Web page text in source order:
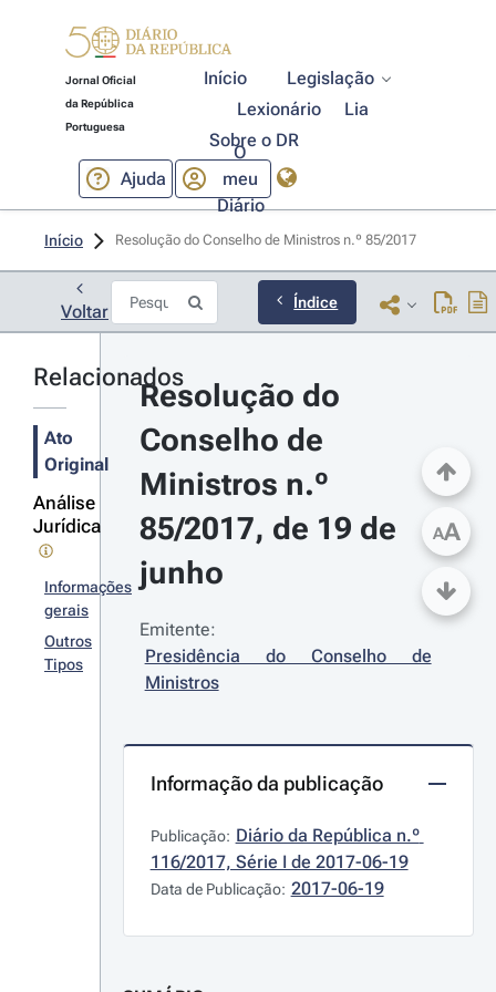
Jornal Oficial
da República
Portuguesa
Início
Legislação
Lexionário
Lia
Sobre o DR
Ajuda
O
meu
Diário
Início Resolução do Conselho de Ministros n.º 85/2017
Voltar Índice
Relacionados
Ato
Original
Análise
Jurídica
Informações
gerais
Outros
Tipos
Resolução do
Conselho de
Ministros n.º
85/2017, de 19 de
junho
Emitente:
Presidência do Conselho de
Ministros
Informação da publicação
Publicação: Diário da República n.º
116/2017, Série I de 2017-06-19
Data de Publicação: 2017-06-19
AA